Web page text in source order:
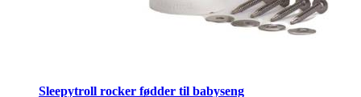
Sleepytroll rocker fødder til babyseng